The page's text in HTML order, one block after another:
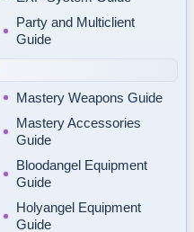
Party and Multiclient
Guide
Mastery Weapons Guide
Mastery Accessories
Guide
Bloodangel Equipment
Guide
Holyangel Equipment
Guide